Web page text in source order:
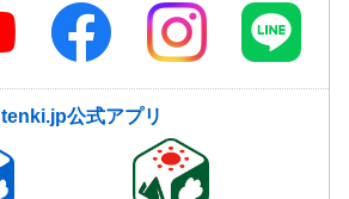
tenki.jp公式アプリ